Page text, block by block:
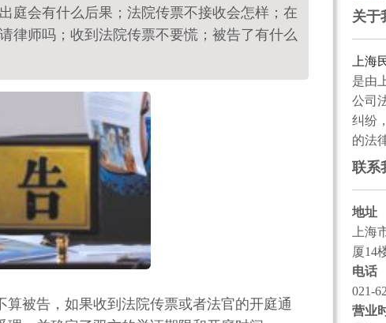
庭会有什么后果；法院传票不接收会怎样；在
律师吗；收到法院传票不要慌；被告了有什么
被告，如果收到法院传票或者法官的开庭通
关于
上海
是由
公司
纠纷
的法
联系
地址
上海
厦14
电话
021-
营业